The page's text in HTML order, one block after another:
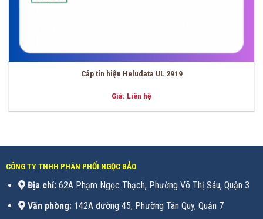
Cáp tín hiệu Heludata UL 2919
Giá: Liên hệ
CÔNG TY TNHH PHÂN PHỐI NGỌC BẢO
Địa chỉ:62A Phạm Ngọc Thạch, Phường Võ Thị Sáu, Quận 3
Văn phòng:142A đường 45, Phường Tân Quy, Quận 7